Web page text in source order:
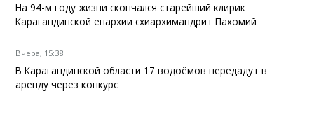
На 94-м году жизни скончался старейший клирик
Карагандинской епархии схиархимандрит Пахомий
Вчера, 15:38
В Карагандинской области 17 водоёмов передадут в
аренду через конкурс